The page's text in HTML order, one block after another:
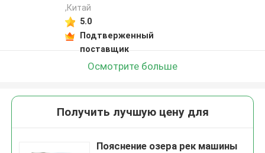
,Китай
5.0
Подтверженный
поставщик
Осмотрите больше
Получить лучшую цену для
Пояснение озера рек машины